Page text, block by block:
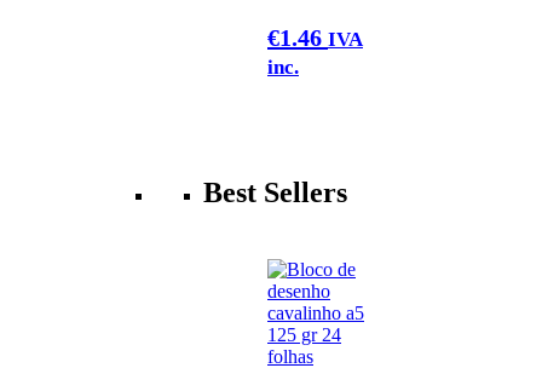
€1.46 IVA
inc.
Best Sellers